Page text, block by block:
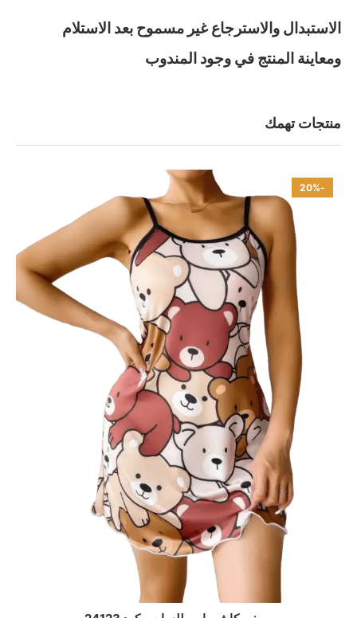
الاستبدال والاسترجاع غير مسموح بعد الاستلام
ومعاينة المنتج في وجود المندوب
منتجات تهمك
-20%